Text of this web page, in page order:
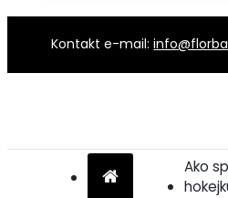
Kontakt e-mail:
Ako